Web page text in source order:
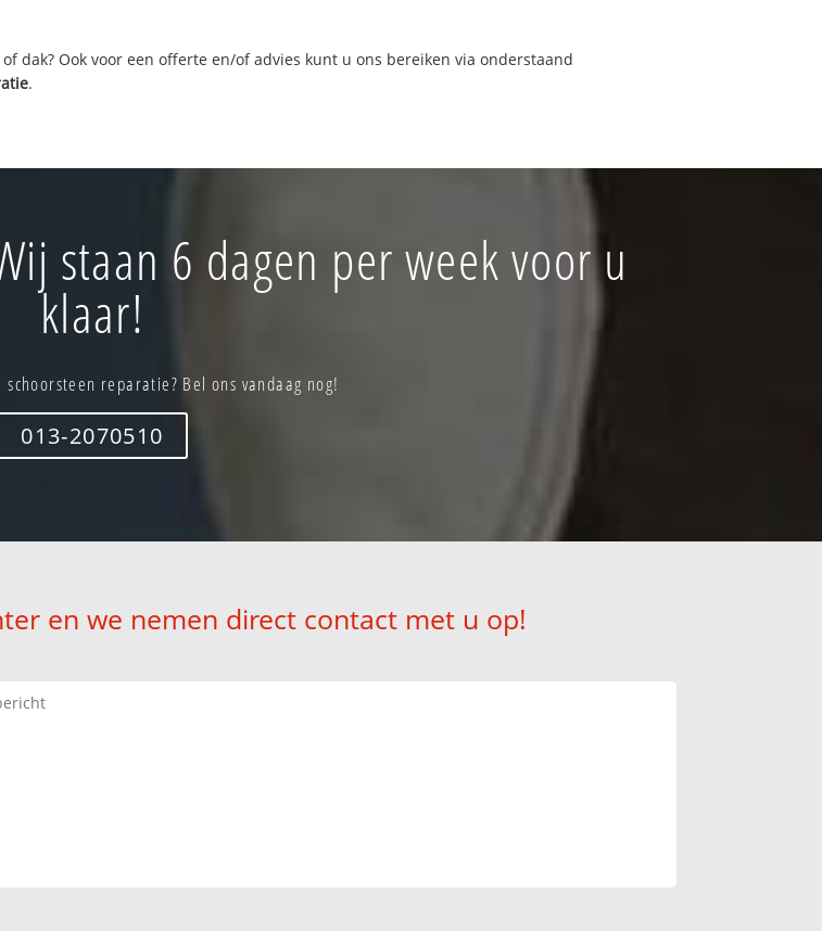
dak? Ook voor een offerte en/of advies kunt u ons bereiken via onderstaand
.
staan 6 dagen per week voor u
klaar!
reparatie? Bel ons vandaag nog!
013-2070510
en we nemen direct contact met u op!